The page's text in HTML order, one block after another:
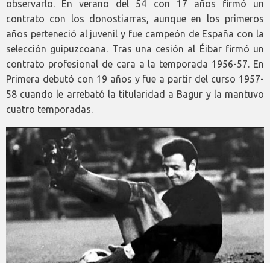
observarlo. En verano del 54 con 17 años firmó un
contrato con los donostiarras, aunque en los primeros
años perteneció al juvenil y fue campeón de España con la
selección guipuzcoana. Tras una cesión al Éibar firmó un
contrato profesional de cara a la temporada 1956-57. En
Primera debutó con 19 años y fue a partir del curso 1957-
58 cuando le arrebató la titularidad a Bagur y la mantuvo
cuatro temporadas.